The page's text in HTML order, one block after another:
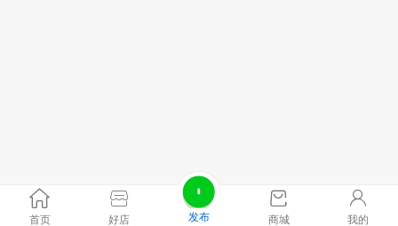
首页 好店 发布 商城 我的